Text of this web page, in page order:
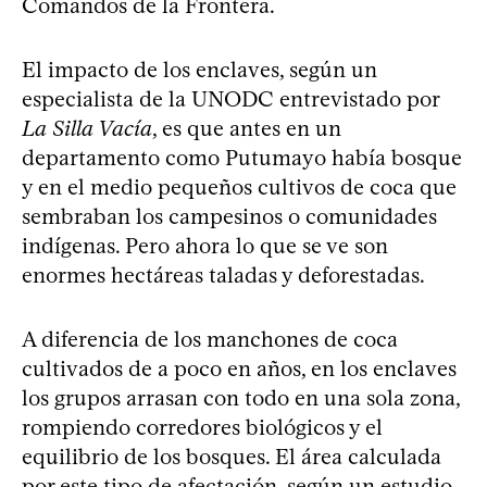
Comandos de la Frontera.
El impacto de los enclaves, según un
especialista de la UNODC entrevistado por
La Silla Vacía, es que antes en un
departamento como Putumayo había bosque
y en el medio pequeños cultivos de coca que
sembraban los campesinos o comunidades
indígenas. Pero ahora lo que se ve son
enormes hectáreas taladas y deforestadas.
A diferencia de los manchones de coca
cultivados de a poco en años, en los enclaves
los grupos arrasan con todo en una sola zona,
rompiendo corredores biológicos y el
equilibrio de los bosques. El área calculada